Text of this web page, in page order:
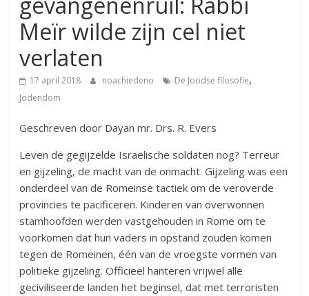
Meïr wilde zijn cel niet
verlaten
17 april 2018 noachiedeno De Joodse filosofie,
Jodendom
Geschreven door Dayan mr. Drs. R. Evers
Leven de gegijzelde Israëlische soldaten nog? Terreur
en gijzeling, de macht van de onmacht. Gijzeling was een
onderdeel van de Romeinse tactiek om de veroverde
provincies te pacificeren. Kinderen van overwonnen
stamhoofden werden vastgehouden in Rome om te
voorkomen dat hun vaders in opstand zouden komen
tegen de Romeinen, één van de vroegste vormen van
politieke gijzeling. Officieel hanteren vrijwel alle
geciviliseerde landen het beginsel, dat met terroristen